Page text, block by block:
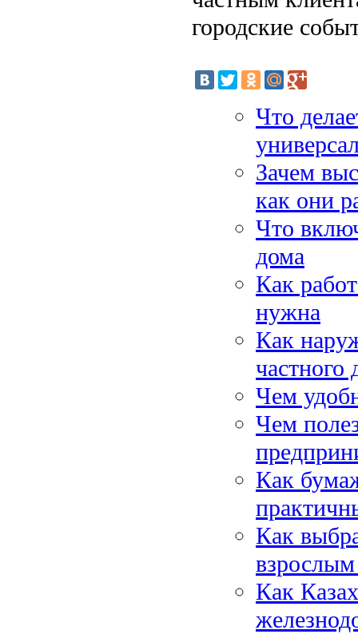
городские
Что
Зачем
как они
Что
дома
Как
нужна
Как
частного
Чем
Чем
Как
Как
Как